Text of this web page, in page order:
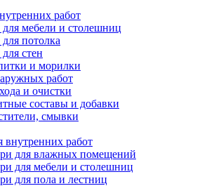
работ
для мебели и столешниц
потолка
стен
и морилки
работ
и очистки
составы и добавки
смывки
внутренних работ
для влажных помещений
для мебели и столешниц
для пола и лестниц